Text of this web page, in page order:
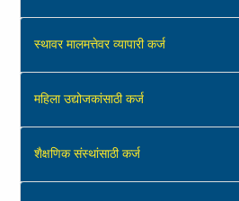
स्थावर मालमत्तेवर व्‍यापारी कर्ज
महिला उद्योजकांसाठी कर्ज
शैक्षणिक संस्‍थांसाठी कर्ज